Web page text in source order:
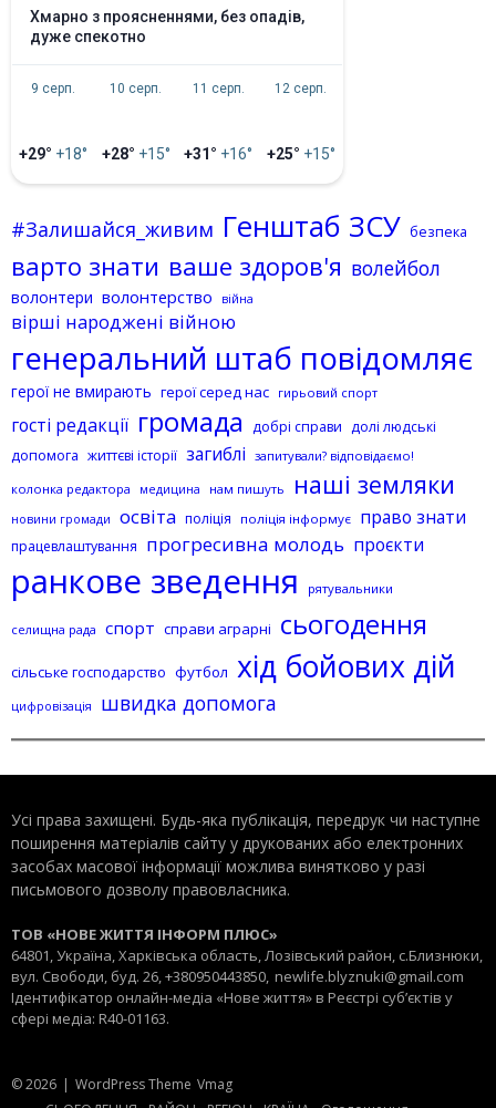
хмарно з проясненнями, без опадів,
дуже спекотно
9 серп.
+29° +18°
10 серп.
+28° +15°
11 серп.
+31° +16°
12 серп.
+25° +15°
#Залишайся_живим Генштаб ЗСУ безпека
варто знати ваше здоров'я волейбол
волонтери волонтерство війна
вірші народжені війною
генеральний штаб повідомляє
герої не вмирають герої серед нас гирьовий спорт
гості редакції громада добрі справи долі людські
допомога життєві історії загиблі запитували? відповідаємо!
колонка редактора
медицина нам пишуть наші земляки
новини громади освіта поліція поліція інформує право знати
працевлаштування прогресивна молодь проєкти
ранкове зведення рятувальники
селищна рада спорт справи аграрні сьогодення
сільське господарство футбол хід бойових дій
цифровізація швидка допомога
Усі права захищені. Будь-яка публiкацiя, передрук чи наступне
поширення матеріалів сайту у друкованих або електронних
засобах масової інформації можлива винятково у разі
письмового дозволу правовласника.
ТОВ «НОВЕ ЖИТТЯ ІНФОРМ ПЛЮС»
64801, Україна, Харківська область, Лозівський район, с.Близнюки,
вул. Свободи, буд. 26, +380950443850, newlife.blyznuki@gmail.com
Ідентифікатор онлайн-медіа «Нове життя» в Реєстрі суб’єктів у
сфері медіа: R40-01163.
© 2026 | WordPress Theme Vmag